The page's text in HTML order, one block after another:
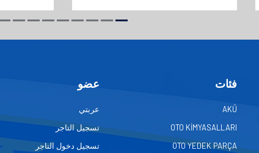
فئات
AKÜ
OTO KİMYASALLARI
OTO YEDEK PARÇA
عضو
عربتي
تسجيل التاجر
تسجيل دخول التاجر